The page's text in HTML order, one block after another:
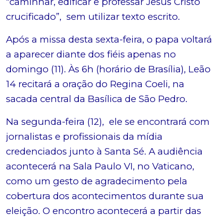
crucificado”, sem utilizar texto escrito.
Após a missa desta sexta-feira, o papa voltará
a aparecer diante dos fiéis apenas no
domingo (11). Às 6h (horário de Brasília), Leão
14 recitará a oração do Regina Coeli, na
sacada central da Basílica de São Pedro.
Na segunda-feira (12), ele se encontrará com
jornalistas e profissionais da mídia
credenciados junto à Santa Sé. A audiência
acontecerá na Sala Paulo VI, no Vaticano,
como um gesto de agradecimento pela
cobertura dos acontecimentos durante sua
eleição. O encontro acontecerá a partir das